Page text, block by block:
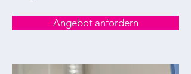
Angebot anfordern